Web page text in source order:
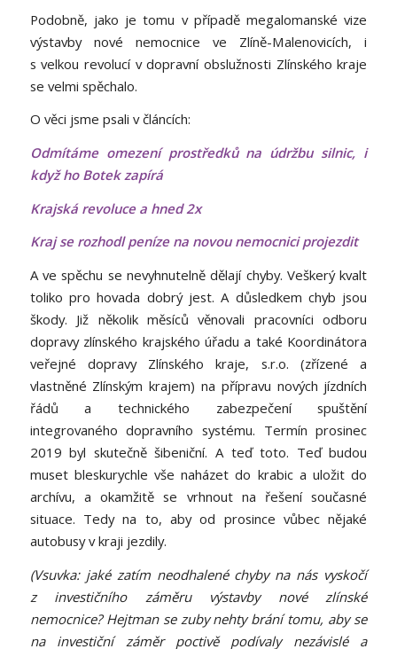
Podobně, jako je tomu v případě megalomanské vize
výstavby nové nemocnice ve Zlíně-Malenovicích, i
s velkou revolucí v dopravní obslužnosti Zlínského kraje
se velmi spěchalo.
O věci jsme psali v článcích:
Odmítáme omezení prostředků na údržbu silnic, i
když ho Botek zapírá
Krajská revoluce a hned 2x
Kraj se rozhodl peníze na novou nemocnici projezdit
A ve spěchu se nevyhnutelně dělají chyby. Veškerý kvalt
toliko pro hovada dobrý jest. A důsledkem chyb jsou
škody. Již několik měsíců věnovali pracovníci odboru
dopravy zlínského krajského úřadu a také Koordinátora
veřejné dopravy Zlínského kraje, s.r.o. (zřízené a
vlastněné Zlínským krajem) na přípravu nových jízdních
řádů a technického zabezpečení spuštění
integrovaného dopravního systému. Termín prosinec
2019 byl skutečně šibeniční. A teď toto. Teď budou
muset bleskurychle vše naházet do krabic a uložit do
archívu, a okamžitě se vrhnout na řešení současné
situace. Tedy na to, aby od prosince vůbec nějaké
autobusy v kraji jezdily.
(Vsuvka: jaké zatím neodhalené chyby na nás vyskočí
z investičního záměru výstavby nové zlínské
nemocnice? Hejtman se zuby nehty brání tomu, aby se
na investiční záměr poctivě podívaly nezávislé a